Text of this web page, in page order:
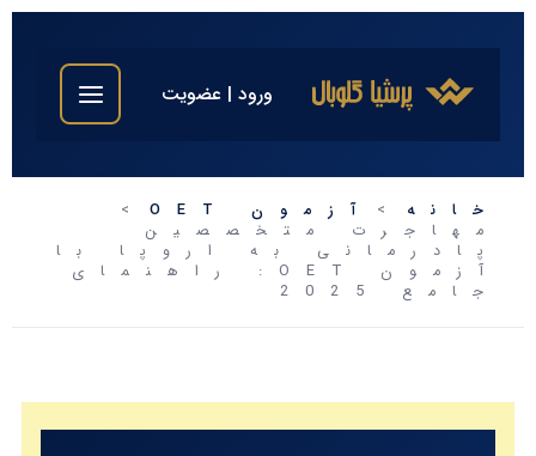
رفتن
ورود | عضویت
خانه
آزمون OET
مهاجرت متخصصین
پادرمانی به اروپا با
آزمون OET: راهنمای
جامع 2025